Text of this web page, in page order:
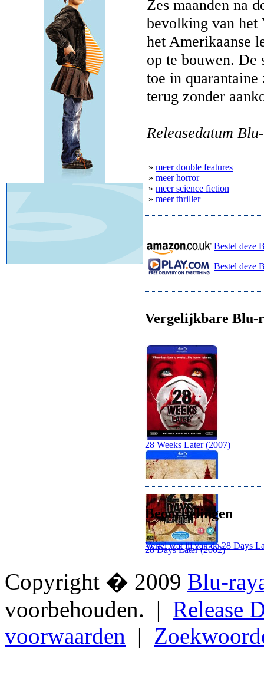
Zes maanden na
bevolking van
het Amerikaanse
op te bouwen. De
toe in
terug zonder
Releasedatum
» meer double features
» meer horror
» meer science fiction
» meer thriller
Bestel deze
Bestel deze
Vergelijkbare Blu-
28 Weeks Later (2007)
28 Days Later (2002)
Beoordelingen
Vertel wat jij van de 28 Days
Copyright � 2009 Blu-
voorbehouden. | Release
voorwaarden |